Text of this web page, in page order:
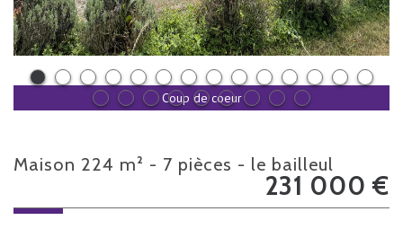
Coup de coeur
maison 224 m² - 7 pièces - le bailleul
231 000 €